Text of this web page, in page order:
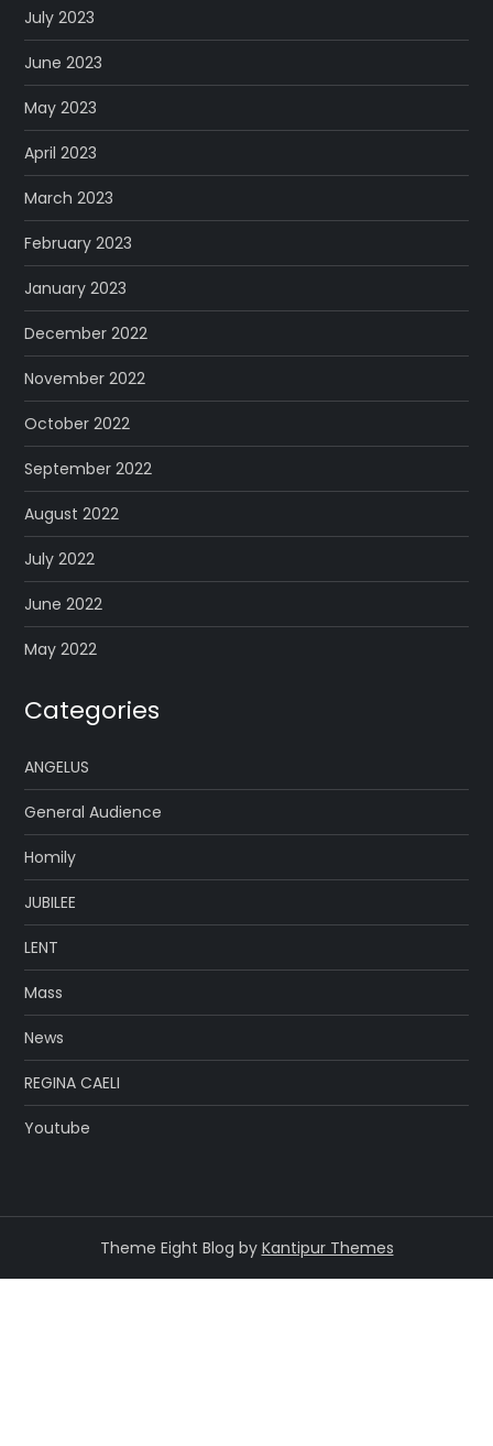
July 2023
June 2023
May 2023
April 2023
March 2023
February 2023
January 2023
December 2022
November 2022
October 2022
September 2022
August 2022
July 2022
June 2022
May 2022
Categories
ANGELUS
General Audience
Homily
JUBILEE
LENT
Mass
News
REGINA CAELI
Youtube
Theme Eight Blog by Kantipur Themes